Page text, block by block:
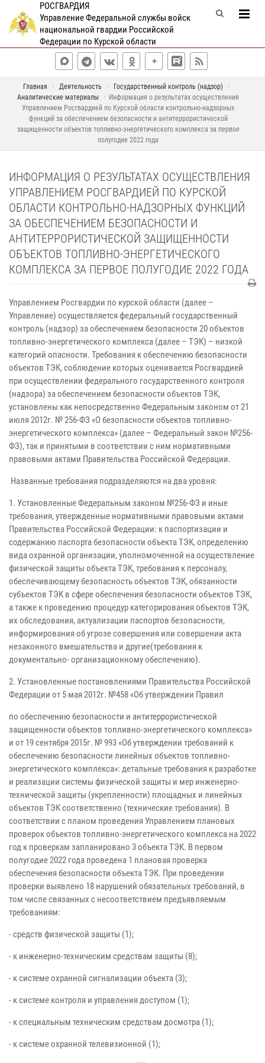
РОСГВАРДИЯ
Управление Федеральной службы войск
национальной гвардии Российской
Федерации по Курской области
Главная Деятельность
Государственный контроль (надзор)
Аналитические материалы
Информация о результатах осуществления
Управлением Росгвардией по Курской области контрольно-надзорных
функций за обеспечением безопасности и антитеррористической
защищенности объектов топливно-энергетического комплекса за первое
полугодие 2022 года
ИНФОРМАЦИЯ О РЕЗУЛЬТАТАХ ОСУЩЕСТВЛЕНИЯ
УПРАВЛЕНИЕМ РОСГВАРДИЕЙ ПО КУРСКОЙ
ОБЛАСТИ КОНТРОЛЬНО-НАДЗОРНЫХ ФУНКЦИЙ
ЗА ОБЕСПЕЧЕНИЕМ БЕЗОПАСНОСТИ И
АНТИТЕРРОРИСТИЧЕСКОЙ ЗАЩИЩЕННОСТИ
ОБЪЕКТОВ ТОПЛИВНО-ЭНЕРГЕТИЧЕСКОГО
КОМПЛЕКСА ЗА ПЕРВОЕ ПОЛУГОДИЕ 2022 ГОДА
Управлением Росгвардии по курской области (далее –
Управление) осуществляется федеральный государственный
контроль (надзор) за обеспечением безопасности 20 объектов
топливно-энергетического комплекса (далее – ТЭК) – низкой
категорий опасности. Требования к обеспечению безопасности
объектов ТЭК, соблюдение которых оценивается Росгвардией
при осуществлении федерального государственного контроля
(надзора) за обеспечением безопасности объектов ТЭК,
установлены как непосредственно Федеральным законом от 21
июля 2012г. № 256-ФЗ «О безопасности объектов топливно-
энергетического комплекса» (далее – Федеральный закон №256-
ФЗ), так и принятыми в соответствии с ним нормативными
правовыми актами Правительства Российской Федерации.
Названные требования подразделяются на два уровня:
1. Установленные Федеральным законом №256-ФЗ и иные
требования, утвержденные нормативными правовыми актами
Правительства Российской Федерации: к паспортизации и
содержанию паспорта безопасности объекта ТЭК, определению
вида охранной организации, уполномоченной на осуществление
физической защиты объекта ТЭК, требования к персоналу,
обеспечивающему безопасность объектов ТЭК, обязанности
субъектов ТЭК в сфере обеспечения безопасности объектов ТЭК,
а также к проведению процедур категорирования объектов ТЭК,
их обследования, актуализации паспортов безопасности,
информирования об угрозе совершения или совершении акта
незаконного вмешательства и другие(требования к
документально- организационному обеспечению).
2. Установленные постановлениями Правительства Российской
Федерации от 5 мая 2012г. №458 «Об утверждении Правил
по обеспечению безопасности и антитеррористической
защищенности объектов топливно-энергетического комплекса»
и от 19 сентября 2015г. № 993 «Об утверждении требований к
обеспечению безопасности линейных объектов топливно-
энергетического комплекса»: детальные требования к разработке
и реализации системы физической защиты и мер инженерно-
технической защиты (укрепленности) площадных и линейных
объектов ТЭК соответственно (технические требования). В
соответствии с планом проведения Управлением плановых
проверок объектов топливно-энергетического комплекса на 2022
год к проверкам запланировано 3 объекта ТЭК. В первом
полугодие 2022 года проведена 1 плановая проверка
обеспечения безопасности объекта ТЭК. При проведении
проверки выявлено 18 нарушений обязательных требований, в
том числе связанных с несоответствием предъявляемым
требованиям:
- средств физической защиты (1);
- к инженерно-техническим средствам защиты (8);
- к системе охранной сигнализации объекта (3);
- к системе контроля и управления доступом (1);
- к специальным техническим средствам досмотра (1);
- к системе охранной телевизионной (1);